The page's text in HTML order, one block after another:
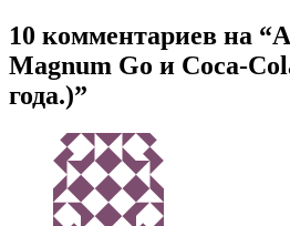
10 комментариев на
Magnum Go и Coca-
года.)”